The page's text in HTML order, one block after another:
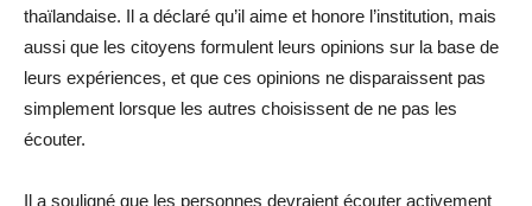
thaïlandaise. Il a déclaré qu’il aime et honore l’institution, mais
aussi que les citoyens formulent leurs opinions sur la base de
leurs expériences, et que ces opinions ne disparaissent pas
simplement lorsque les autres choisissent de ne pas les
écouter.
Il a souligné que les personnes devraient écouter activement